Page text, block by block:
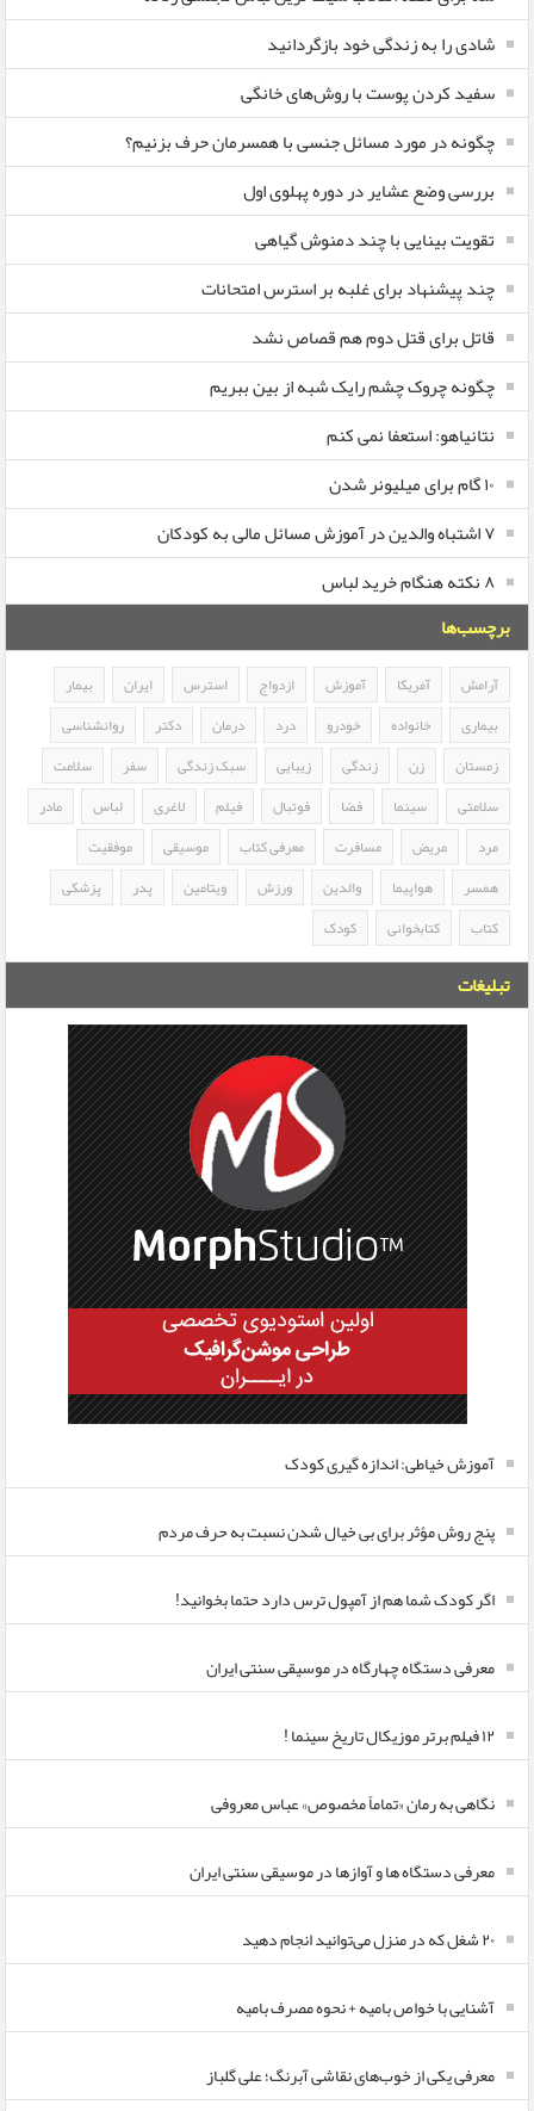
شادی را به زندگی خود بازگردانید
سفید کردن پوست با روش‌های خانگی
چگونه در مورد مسائل جنسی با همسرمان حرف بزنیم؟
بررسی وضع عشایر در دوره پهلوی اول
تقویت بینایی با چند دمنوش گیاهی
چند پیشنهاد برای غلبه بر استرس امتحانات
قاتل برای قتل دوم هم قصاص نشد
چگونه چروک چشم رایک شبه از بین ببریم
نتانیاهو: استعفا نمی کنم
۱۰ گام برای میلیونر شدن
۷ اشتباه والدین در آموزش مسائل مالی به کودکان
۸ نکته هنگام خرید لباس
برچسب‌ها
آرامش آمریکا آموزش ازدواج استرس ایران
بیمار
بیماری
خانواده خودرو درد درمان دکتر
روانشناسی
زمستان
زن زندگی زیبایی سبک زندگی سفر
سلامت
سلامتی
سینما فضا فوتبال فیلم لاغری لباس
مادر
مرد
مریض مسافرت معرفی کتاب موسیقی
موفقیت
همسر
هواپیما والدین ورزش ویتامین پدر
پزشکی
کتاب
کتابخوانی کودک
تبلیغات
آموزش خیاطی: اندازه گیری کودک
پنج روش مؤثر برای بی خیال شدن نسبت به حرف مردم
اگر کودک شما هم از آمپول ترس دارد حتما بخوانید!
معرفی دستگاه چهارگاه در موسیقی سنتی ایران
۱۲ فیلم برتر موزیکال تاریخ سینما !
نگاهی به رمان «تماماً مخصوص» عباس معروفی
معرفی دستگاه ها و آوازها در موسیقی سنتی ایران
۲۰ شغل که در منزل می‌توانید انجام دهید
آشنایی با خواص بامیه + نحوه مصرف بامیه
معرفی یکی از خوب‌های نقاشی آبرنگ؛ علی گلباز